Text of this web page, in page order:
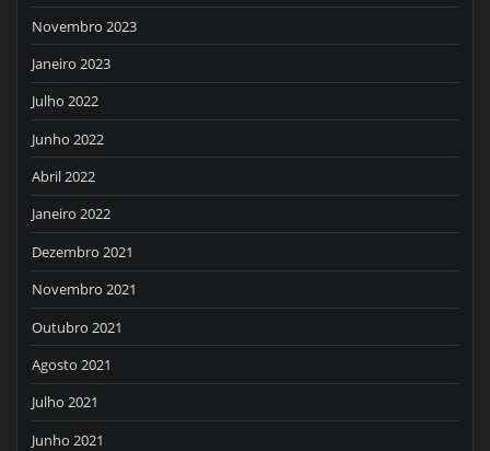
Novembro 2023
Janeiro 2023
Julho 2022
Junho 2022
Abril 2022
Janeiro 2022
Dezembro 2021
Novembro 2021
Outubro 2021
Agosto 2021
Julho 2021
Junho 2021